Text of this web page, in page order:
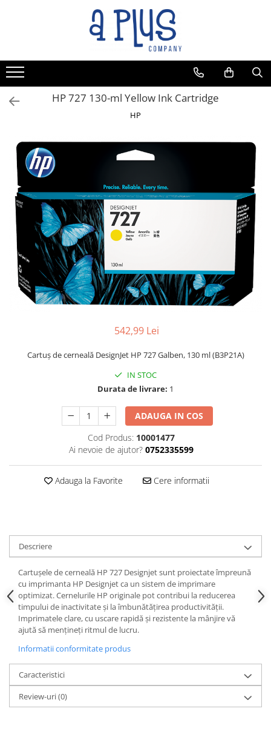
HP 727 130-ml Yellow Ink Cartridge
HP
542,99 Lei
Cartuş de cerneală DesignJet HP 727 Galben, 130 ml (B3P21A)
IN STOC
Durata de livrare: 1
ADAUGA IN COS
Cod Produs: 10001477
Ai nevoie de ajutor? 0752335599
Adauga la Favorite Cere informatii
Descriere
Cartuşele de cerneală HP 727 Designjet sunt proiectate împreună
cu imprimanta HP Designjet ca un sistem de imprimare
optimizat. Cernelurile HP originale pot contribui la reducerea
timpului de inactivitate şi la îmbunătăţirea productivităţii.
Imprimatele clare, cu uscare rapidă şi rezistente la mânjire vă
ajută să menţineţi ritmul de lucru.
Informatii conformitate produs
Caracteristici
Review-uri(0)